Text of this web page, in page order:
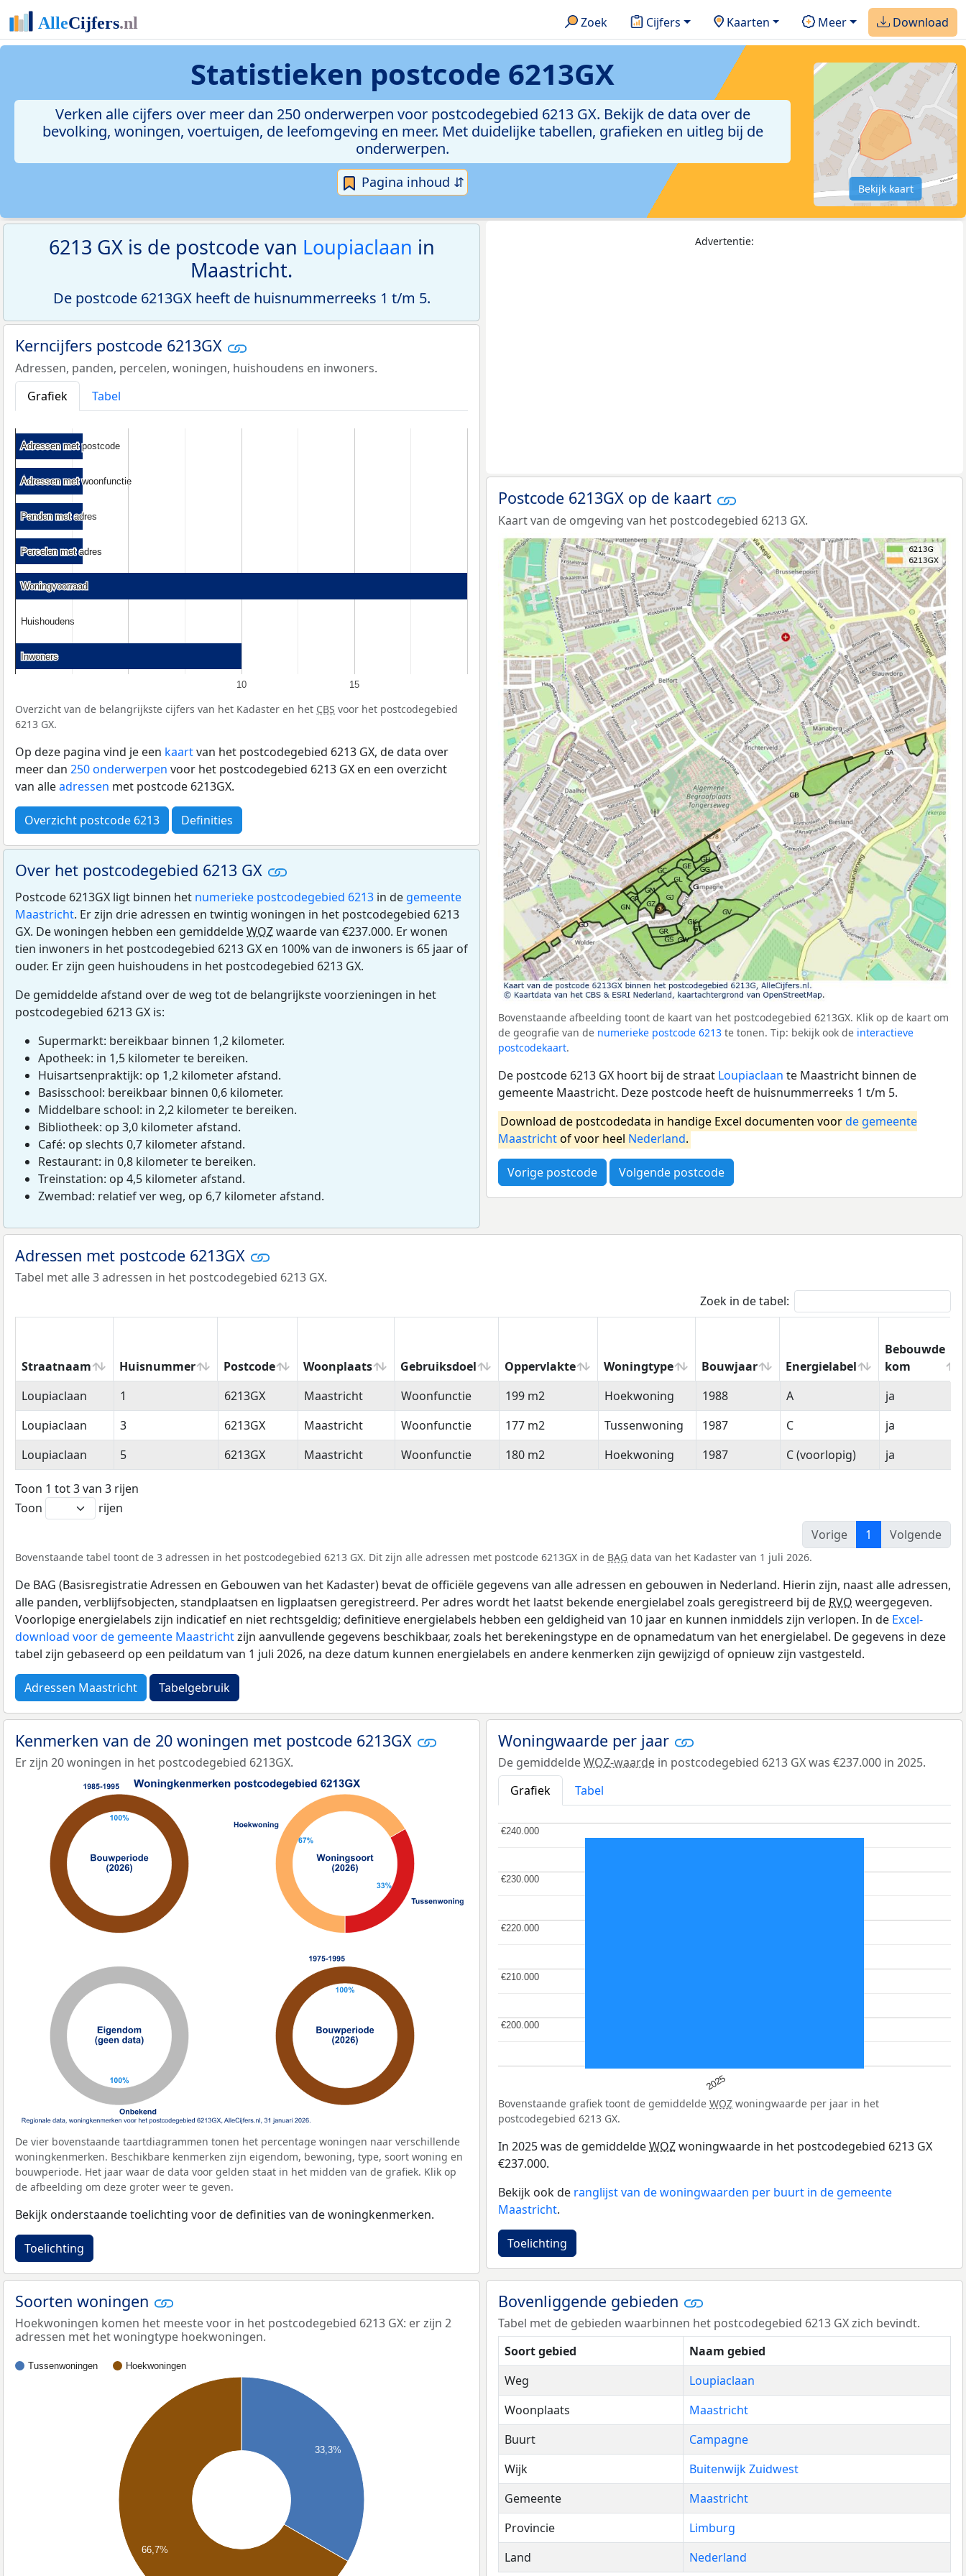
Zoek Cijfers Kaarten Meer Download
Statistieken postcode 6213GX
Verken alle cijfers over meer dan 250 onderwerpen voor postcodegebied 6213 GX. Bekijk de data over de
bevolking, woningen, voertuigen, de leefomgeving en meer. Met duidelijke tabellen, grafieken en uitleg bij de
onderwerpen.
Pagina inhoud ⇵ Bekijk kaart
6213 GX is de postcode van Loupiaclaan in
Maastricht.
De postcode 6213GX heeft de huisnummerreeks 1 t/m 5.
Kerncijfers postcode 6213GX
Adressen, panden, percelen, woningen, huishoudens en inwoners.
Grafiek
Tabel
10 15
Adressen met postcode
Adressen met postcode
Adressen met woonfunctie
Adressen met woonfunctie
Panden met adres
Panden met adres
Percelen met adres
Percelen met adres
Woningvoorraad
Woningvoorraad
Huishoudens
Huishoudens
Inwoners
Inwoners
Overzicht van de belangrijkste cijfers van het Kadaster en het CBS voor het postcodegebied
6213 GX.
Op deze pagina vind je een kaartvan het postcodegebied 6213 GX, de data over
meer dan 250 onderwerpen voor het postcodegebied 6213 GX en een overzicht
van alleadressen met postcode 6213GX.
Overzicht postcode 6213 Definities
Over het postcodegebied 6213 GX
Postcode 6213GX ligt binnen het numerieke postcodegebied 6213 in de gemeente
Maastricht. Er zijn drie adressen en twintig woningen in het postcodegebied 6213
GX. De woningen hebben een gemiddeldeWOZwaarde van €237.000. Er wonen
tien inwoners in het postcodegebied 6213 GX en 100% van de inwoners is 65 jaar of
ouder. Er zijn geen huishoudens in het postcodegebied 6213 GX.
De gemiddelde afstand over de weg tot de belangrijkste voorzieningen in het
postcodegebied 6213 GX is:
Supermarkt: bereikbaar binnen 1,2 kilometer.
Apotheek: in 1,5 kilometer te bereiken.
Huisartsenpraktijk: op 1,2 kilometer afstand.
Basisschool: bereikbaar binnen 0,6 kilometer.
Middelbare school: in 2,2 kilometer te bereiken.
Bibliotheek: op 3,0 kilometer afstand.
Café: op slechts 0,7 kilometer afstand.
Restaurant: in 0,8 kilometer te bereiken.
Treinstation: op 4,5 kilometer afstand.
Zwembad: relatief ver weg, op 6,7 kilometer afstand.
Advertentie:
Postcode 6213GX op de kaart
Kaart van de omgeving van het postcodegebied 6213 GX.
Bovenstaande afbeelding toont de kaart van het postcodegebied 6213GX. Klik op de kaart om
de geografie van de numerieke postcode 6213 te tonen. Tip: bekijk ook de interactieve
postcodekaart.
De postcode 6213 GX hoort bij de straat Loupiaclaan te Maastricht binnen de
gemeente Maastricht. Deze postcode heeft de huisnummerreeks 1 t/m 5.
Download de postcodedata in handige Excel documenten voorde gemeente
Maastrichtof voor heel Nederland.
Vorige postcode Volgende postcode
Adressen met postcode 6213GX
Tabel met alle 3 adressen in het postcodegebied 6213 GX.
Zoek in de tabel:
Straatnaam Huisnummer Postcode Woonplaats Gebruiksdoel Oppervlakte Woningtype Bouwjaar Energielabel
Bebouwde
kom
Straatnaam
Huisnummer Postcode Woonplaats Gebruiksdoel Oppervlakte Woningtype Bouwjaar Energielabel
Bebouwde
kom
Loupiaclaan 1 6213GX Maastricht Woonfunctie 199 m2 Hoekwoning 1988 A
ja
Loupiaclaan
3 6213GX Maastricht Woonfunctie 177 m2 Tussenwoning 1987 C
ja
Loupiaclaan
5 6213GX Maastricht Woonfunctie 180 m2 Hoekwoning 1987 C (voorlopig) ja
Toon 1 tot 3 van 3 rijen
Toon
rijen
Vorige
1 Volgende
Bovenstaande tabel toont de 3 adressen in het postcodegebied 6213 GX. Dit zijn alle adressen met postcode 6213GX in de BAG data van het Kadaster van 1 juli 2026.
De BAG (Basisregistratie Adressen en Gebouwen van het Kadaster) bevat de officiële gegevens van alle adressen en gebouwen in Nederland. Hierin zijn, naast alle adressen,
alle panden, verblijfsobjecten, standplaatsen en ligplaatsen geregistreerd. Per adres wordt het laatst bekende energielabel zoals geregistreerd bij de RVO weergegeven.
Voorlopige energielabels zijn indicatief en niet rechtsgeldig; definitieve energielabels hebben een geldigheid van 10 jaar en kunnen inmiddels zijn verlopen. In de Excel-
download voor de gemeente Maastrichtzijn aanvullende gegevens beschikbaar, zoals het berekeningstype en de opnamedatum van het energielabel. De gegevens in deze
tabel zijn gebaseerd op een peildatum van 1 juli 2026, na deze datum kunnen energielabels en andere kenmerken zijn gewijzigd of opnieuw zijn vastgesteld.
Adressen Maastricht Tabelgebruik
Kenmerken van de 20 woningen met postcode 6213GX
Er zijn 20 woningen in het postcodegebied 6213GX.
De vier bovenstaande taartdiagrammen tonen het percentage woningen naar verschillende
woningkenmerken. Beschikbare kenmerken zijn eigendom, bewoning, type, soort woning en
bouwperiode. Het jaar waar de data voor gelden staat in het midden van de grafiek. Klik op
de afbeelding om deze groter weer te geven.
Bekijk onderstaande toelichting voor de definities van de woningkenmerken.
Toelichting
Woningwaarde per jaar
De gemiddeldeWOZ-waarde in postcodegebied 6213 GX was €237.000 in 2025.
Grafiek
Tabel
2025
€200.000
€200.000
€210.000
€210.000
€220.000
€220.000
€230.000
€230.000
€240.000
€240.000
Bovenstaande grafiek toont de gemiddelde WOZ woningwaarde per jaar in het
postcodegebied 6213 GX.
In 2025 was de gemiddeldeWOZwoningwaarde in het postcodegebied 6213 GX
€237.000.
Bekijk ook de ranglijst van de woningwaarden per buurt in de gemeente
Maastricht.
Toelichting
Soorten woningen
Hoekwoningen komen het meeste voor in het postcodegebied 6213 GX: er zijn 2
adressen met het woningtype hoekwoningen.
Tussenwoningen Hoekwoningen
33,3%
66,7%
Bovenliggende gebieden
Tabel met de gebieden waarbinnen het postcodegebied 6213 GX zich bevindt.
Soort gebied
Naam gebied
Weg
Loupiaclaan
Woonplaats
Maastricht
Buurt
Campagne
Wijk
Buitenwijk Zuidwest
Gemeente
Maastricht
Provincie
Limburg
Land
Nederland